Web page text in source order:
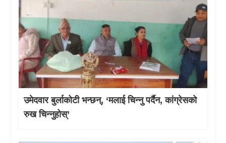
उमेदवार बुर्लाकोटी भन्छन्, ‘मलाई चिन्नु पर्दैन, कांग्रेसको
रुख चिन्नुहोस्’